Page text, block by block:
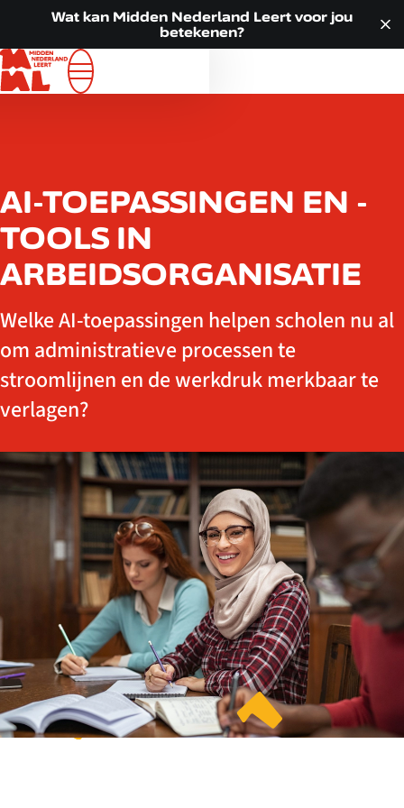
Wat kan Midden Nederland Leert voor jou
betekenen?
AI-TOEPASSINGEN EN -
TOOLS IN
ARBEIDSORGANISATIE
Welke AI‑toepassingen helpen scholen nu al
om administratieve processen te
stroomlijnen en de werkdruk merkbaar te
verlagen?
VOOR JOU
ALLE LOCATIES
WAT WE DOEN
CONTACT